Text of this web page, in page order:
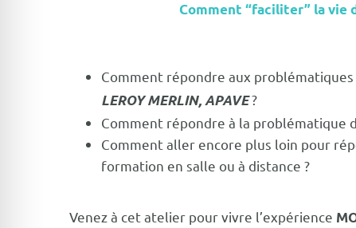
Comment “faciliter” la vie
Comment répondre aux
LEROY MERLIN, APAVE?
Comment répondre à la problématique
Comment aller encore plus loin pour
formation en salle ou à distance ?
Venez à cet atelier pour vivre l’expérience